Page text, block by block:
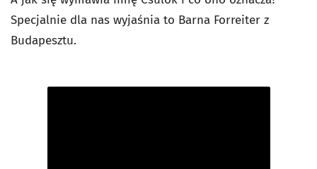
Specjalnie dla nas wyjaśnia to Barna Forreiter z
Budapesztu.